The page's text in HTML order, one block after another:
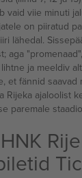
vaid viie minuti
on piiratud
lähedal.
aga
ja meeldiv
et fännid saavad
Rijeka ajaloolist
paremale